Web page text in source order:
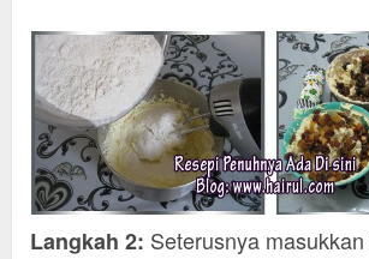
Langkah 2: Seterusnya